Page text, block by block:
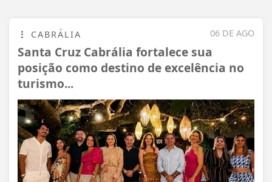
06 DE AGO
CABRÁLIA
Santa Cruz Cabrália fortalece sua
posição como destino de excelência no
turismo...